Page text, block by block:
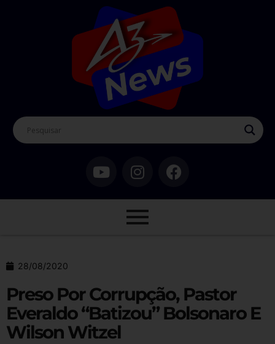
28/08/2020
Preso Por Corrupção, Pastor
Everaldo “batizou” Bolsonaro E
Wilson Witzel